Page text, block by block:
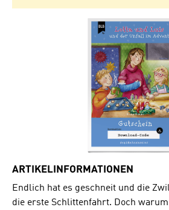
Bildergalerie überspringen
ARTIKELINFORMATIONEN
Endlich hat es geschneit und die
die erste Schlittenfahrt. Doch